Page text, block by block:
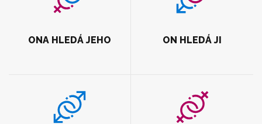
ONA HLEDÁ JEHO ON HLEDÁ JI